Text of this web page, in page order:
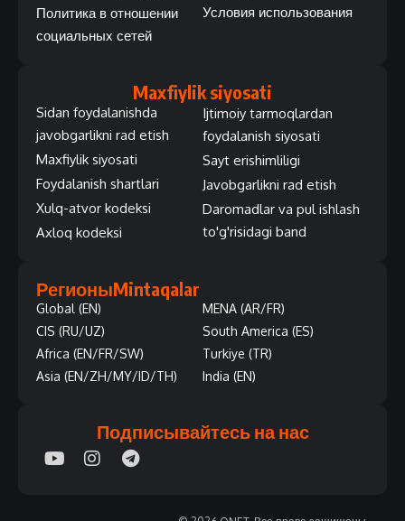
Политика в отношении
социальных сетей
Условия использования
Maxfiylik siyosati
Sidan foydalanishda
javobgarlikni rad etish
Maxfiylik siyosati
Foydalanish shartlari
Xulq-atvor kodeksi
Axloq kodeksi
Ijtimoiy tarmoqlardan
foydalanish siyosati
Sayt erishimliligi
Javobgarlikni rad etish
Daromadlar va pul ishlash
to'g'risidagi band
РегионыMintaqalar
Global (EN)
CIS (RU/UZ)
Africa (EN/FR/SW)
Asia (EN/ZH/MY/ID/TH)
MENA (AR/FR)
South America (ES)
Turkiye (TR)
India (EN)
Подписывайтесь на нас